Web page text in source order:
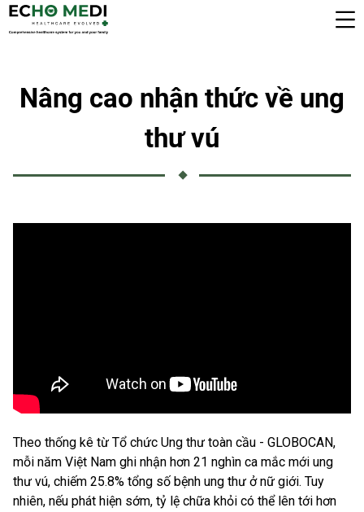
Nâng cao nhận thức về ung
thư vú
Theo thống kê từ Tổ chức Ung thư toàn cầu - GLOBOCAN,
mỗi năm Việt Nam ghi nhận hơn 21 nghìn ca mắc mới ung
thư vú, chiếm 25.8% tổng số bệnh ung thư ở nữ giới. Tuy
nhiên, nếu phát hiện sớm, tỷ lệ chữa khỏi có thể lên tới hơn